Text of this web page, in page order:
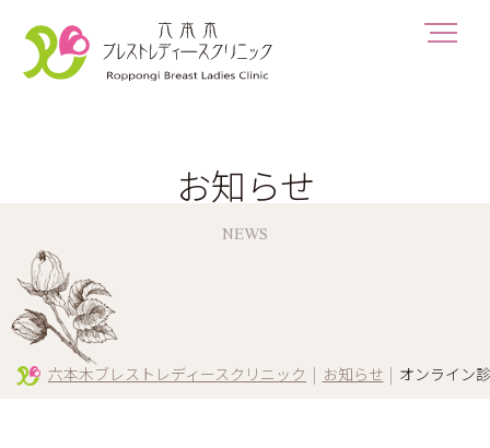
お知らせ
NEWS
六本木ブレストレディースクリニック | お知らせ | オンライン